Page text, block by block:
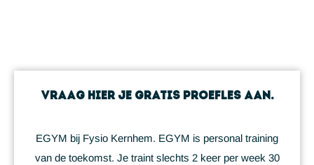
Vraag hier je gratis proefles aan.
EGYM bij Fysio Kernhem. EGYM is personal training
van de toekomst. Je traint slechts 2 keer per week 30